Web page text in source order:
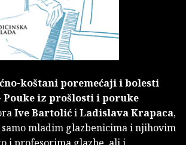
koštani poremećaji i bolesti
Pouke iz prošlosti i poruke
Ive BartolićiLadislava Krapaca,
mladim glazbenicima i njihovim